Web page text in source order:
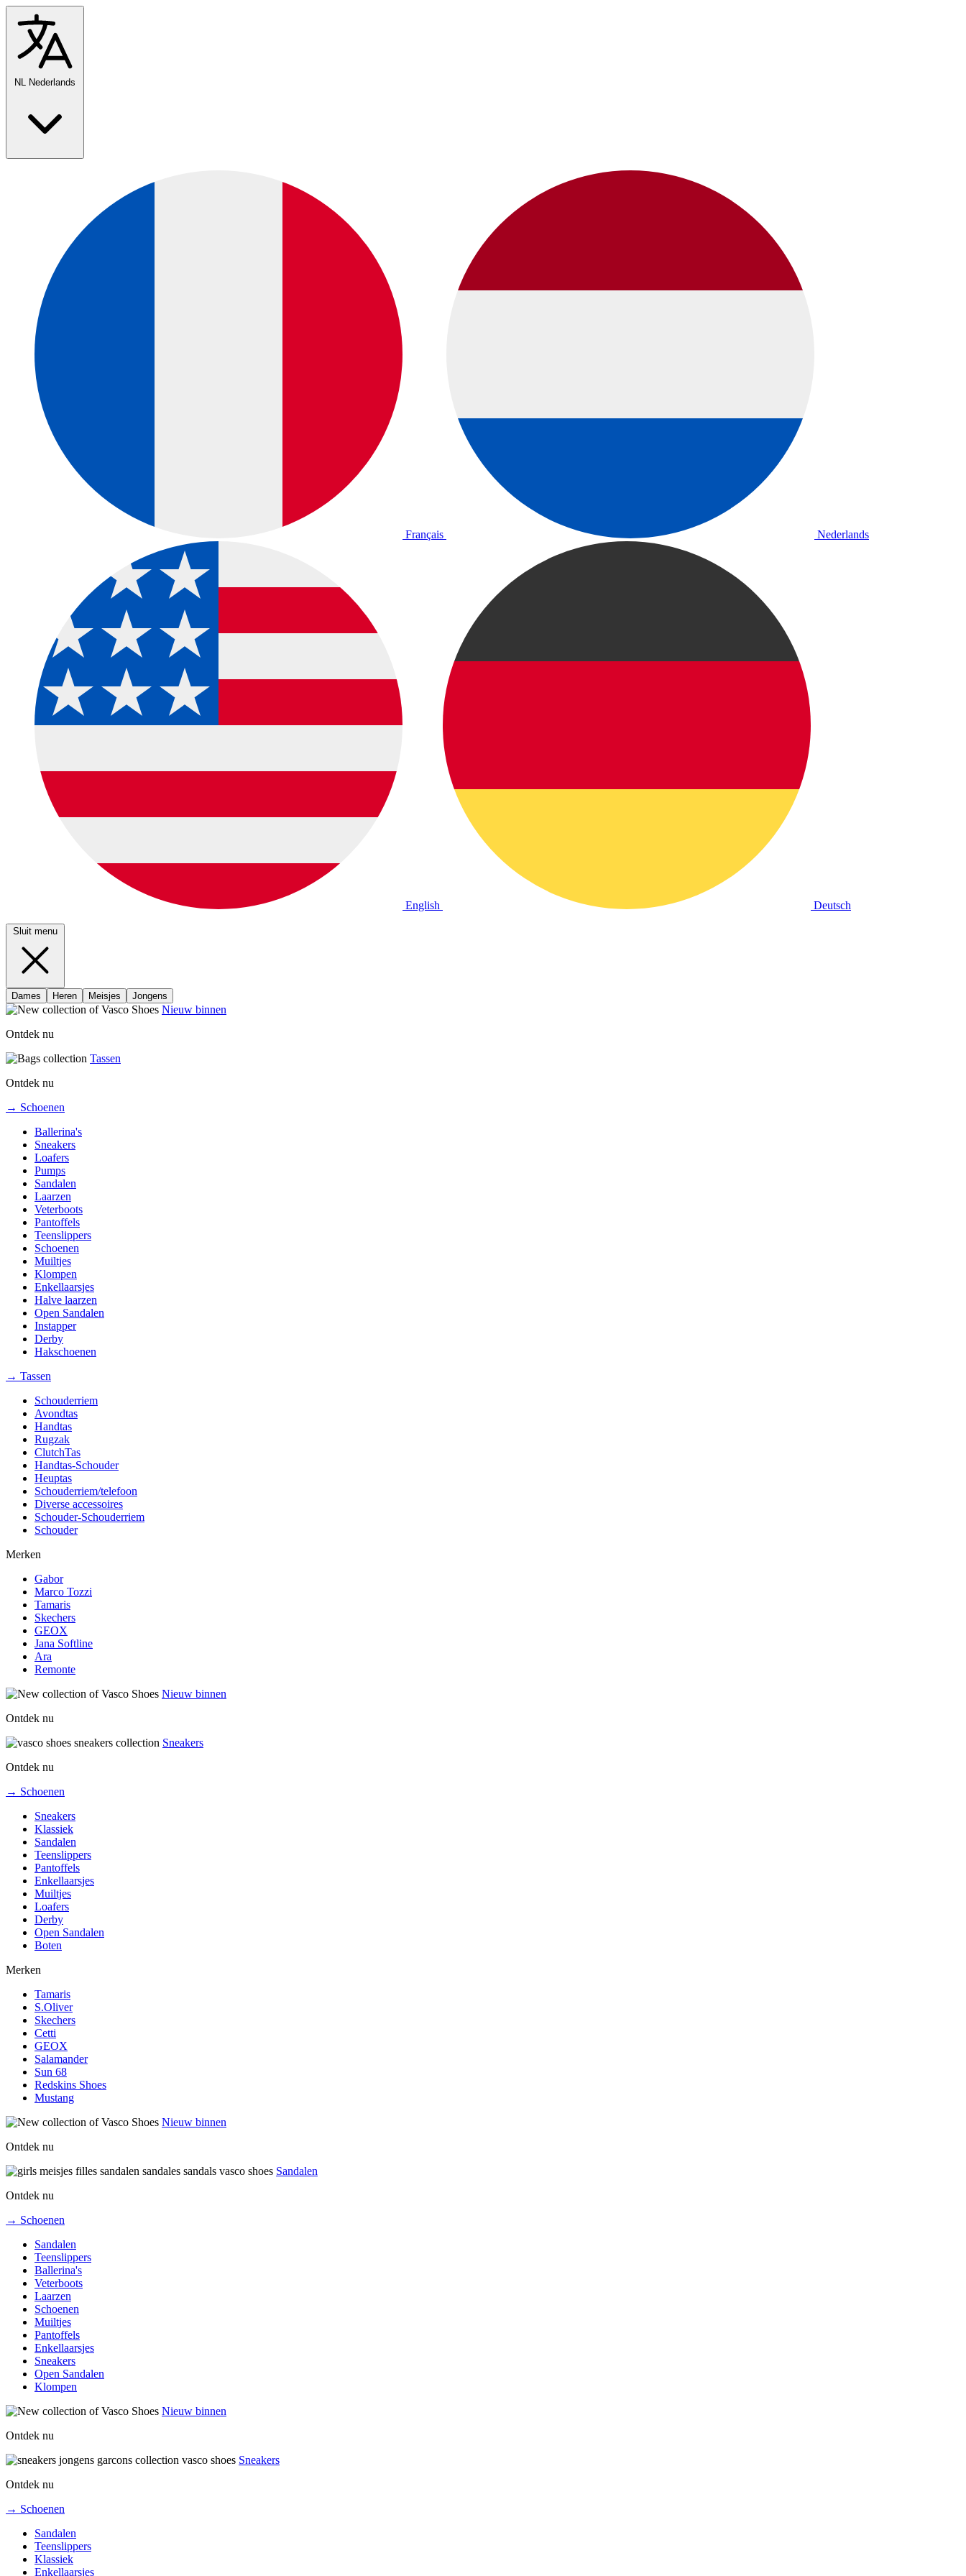
NL Nederlands
Français Nederlands
English Deutsch
Sluit menu
Dames Heren Meisjes Jongens
Nieuw binnen
Ontdek nu
Tassen
Ontdek nu
→ Schoenen
Ballerina's
Sneakers
Loafers
Pumps
Sandalen
Laarzen
Veterboots
Pantoffels
Teenslippers
Schoenen
Muiltjes
Klompen
Enkellaarsjes
Halve laarzen
Open Sandalen
Instapper
Derby
Hakschoenen
→ Tassen
Schouderriem
Avondtas
Handtas
Rugzak
ClutchTas
Handtas-Schouder
Heuptas
Schouderriem/telefoon
Diverse accessoires
Schouder-Schouderriem
Schouder
Merken
Gabor
Marco Tozzi
Tamaris
Skechers
GEOX
Jana Softline
Ara
Remonte
Nieuw binnen
Ontdek nu
Sneakers
Ontdek nu
→ Schoenen
Sneakers
Klassiek
Sandalen
Teenslippers
Pantoffels
Enkellaarsjes
Muiltjes
Loafers
Derby
Open Sandalen
Boten
Merken
Tamaris
S.Oliver
Skechers
Cetti
GEOX
Salamander
Sun 68
Redskins Shoes
Mustang
Nieuw binnen
Ontdek nu
Sandalen
Ontdek nu
→ Schoenen
Sandalen
Teenslippers
Ballerina's
Veterboots
Laarzen
Schoenen
Muiltjes
Pantoffels
Enkellaarsjes
Sneakers
Open Sandalen
Klompen
Nieuw binnen
Ontdek nu
Sneakers
Ontdek nu
→ Schoenen
Sandalen
Teenslippers
Klassiek
Enkellaarsjes